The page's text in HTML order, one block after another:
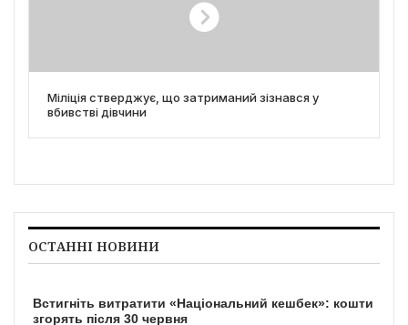
Міліція стверджує, що затриманий зізнався у
вбивстві дівчини
ОСТАННІ НОВИНИ
Встигніть витратити «Національний кешбек»: кошти
згорять після 30 червня